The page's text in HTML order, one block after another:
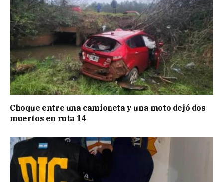
Choque entre una camioneta y una moto dejó dos
muertos en ruta 14